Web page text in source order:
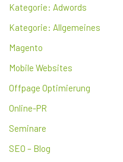
Kategorie: Adwords
Kategorie: Allgemeines
Magento
Mobile Websites
Offpage Optimierung
Online-PR
Seminare
SEO – Blog